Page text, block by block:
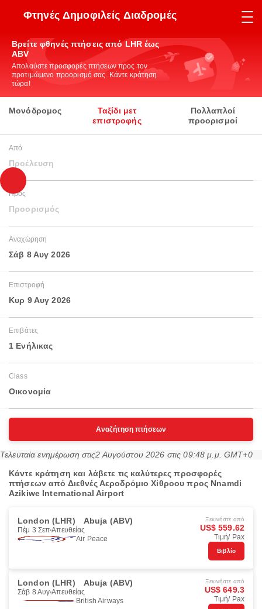
Φτηνές Δημοφιλείς Διαδρομές
Βρείτε φθηνές πτήσεις από LHR έως
ABV
Απολαύστε προσφορές πτήσεων προς τον
προτιμώμενο προορισμό σας. Κάντε κράτηση
τώρα!
Μονόδρομος
Ταξίδι μετ
επιστροφής
Πολλαπλοί
προορισμοί
Από
Προέλευση
Προς
Προορισμός
Αναχώρηση
Σάβ 8 Αυγ 2026
Επιστροφή
Κυρ 9 Αυγ 2026
Επιβάτες
1 Ενήλικας
Class
Οικονομία
Αναζήτηση πτήσεων
Τελευταία ενημέρωση στις2 Αυγούστου 2026 στις 09:48 μ.μ. GMT+0
Κάντε κράτηση και λάβετε τις καλύτερες προσφορές
πτήσεων από Διεθνές Αεροδρόμιο Χίθροου προς Nnamdi
Azikiwe International Airport
London (LHR) Abuja (ABV)
Πέμ 3 Σεπ Απευθείας
Air Peace
Ξεκινήστε από
US$ 559.62
Τιμή/ Pax
Βιβλίο
London (LHR) Abuja (ABV)
Σάβ 8 Αυγ Απευθείας
British Airways
Ξεκινήστε από
US$ 649.3
Τιμή/ Pax